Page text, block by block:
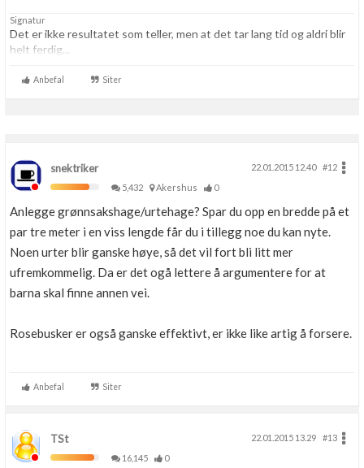
Kom i gang med Boligmappa
Se din bolig? Klikk her
Signatur
Det er ikke resultatet som teller, men at det tar lang tid og aldri blir
helt ferdig...
Anbefal Siter
snektriker 22.01.2015 12.40
#12
5,432
Akershus 0
Anlegge grønnsakshage/urtehage? Spar du opp en bredde på et
par tre meter i en viss lengde får du i tillegg noe du kan nyte.
Noen urter blir ganske høye, så det vil fort bli litt mer
ufremkommelig. Da er det ogå lettere å argumentere for at
barna skal finne annen vei.
Rosebusker er også ganske effektivt, er ikke like artig å forsere.
Anbefal Siter
TSt 22.01.2015 13.29
#13
16,145
0